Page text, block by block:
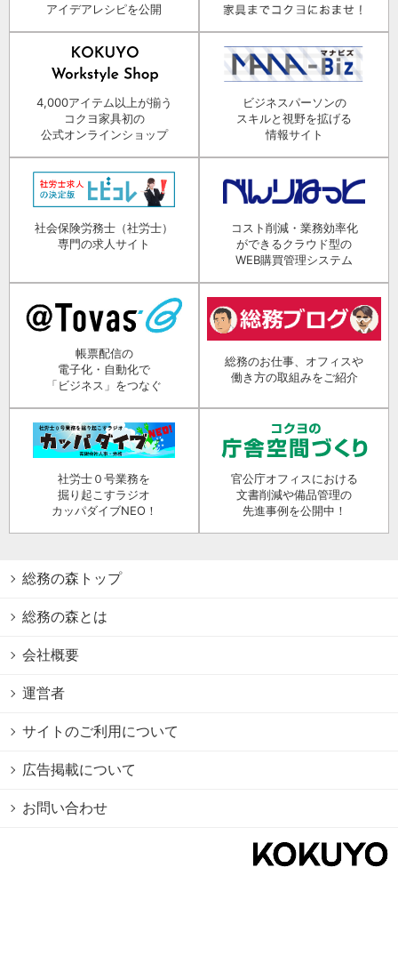
アイデアレシピを公開
4,000アイテム以上が揃う
コクヨ家具初の
公式オンラインショップ
ビジネスパーソンの
スキルと視野を拡げる
情報サイト
社会保険労務士（社労士）
専門の求人サイト
コスト削減・業務効率化
ができるクラウド型の
WEB購買管理システム
帳票配信の
電子化・自動化で
「ビジネス」をつなぐ
総務のお仕事、オフィスや
働き方の取組みをご紹介
社労士０号業務を
掘り起こすラジオ
カッパダイブNEO！
官公庁オフィスにおける
文書削減や備品管理の
先進事例を公開中！
総務の森トップ
総務の森とは
会社概要
運営者
サイトのご利用について
広告掲載について
お問い合わせ